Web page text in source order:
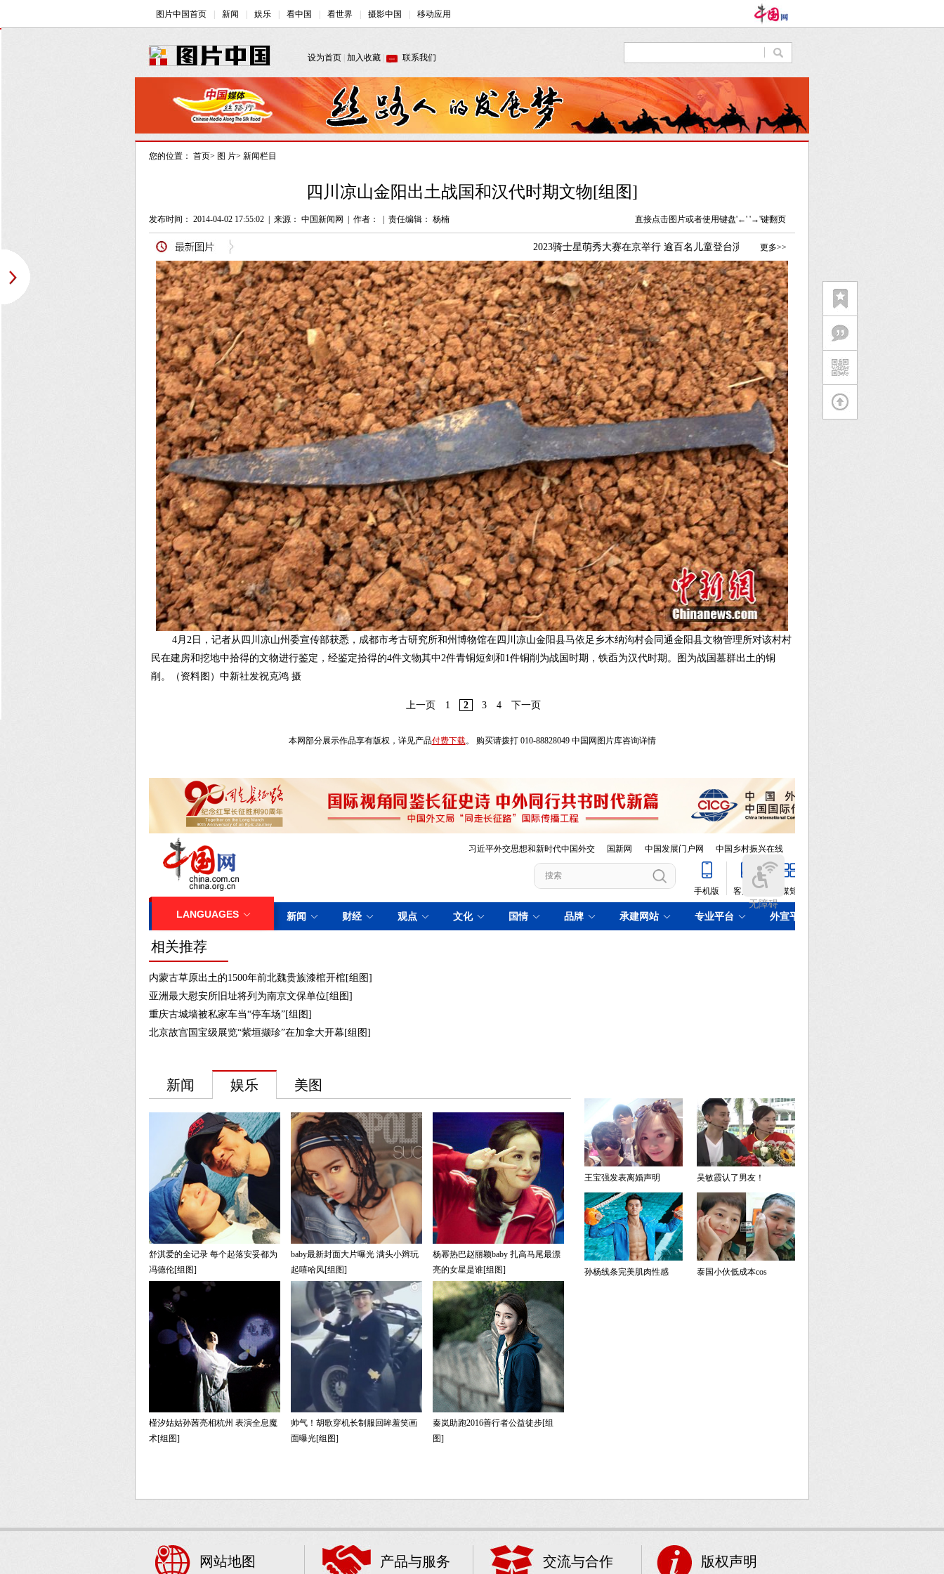
您的位置： 首页> 图 片> 新闻栏目
四川凉山金阳出土战国和汉代时期文物[组图]
发布时间： 2014-04-02 17:55:02 来源： 中国新闻网 作者： 责任编辑： 杨楠 直接点击图片或者使用键盘'←' '→'键翻页
4月2日，记者从四川凉山州委宣传部获悉，成都市考古研究所和州博物馆在四川凉山金阳县马依足乡木纳沟村会同通金阳县文物管理所对该村村
民在建房和挖地中拾得的文物进行鉴定，经鉴定拾得的4件文物其中2件青铜短剑和1件铜削为战国时期，铁臿为汉代时期。图为战国墓群出土的铜
削。（资料图）中新社发祝克鸿 摄
上一页 1 2 3 4 下一页
本网部分展示作品享有版权，详见产品付费下载。 购买请拨打 010-88828049 中国网图片库咨询详情
相关推荐
内蒙古草原出土的1500年前北魏贵族漆棺开棺[组图]
亚洲最大慰安所旧址将列为南京文保单位[组图]
重庆古城墙被私家车当“停车场”[组图]
北京故宫国宝级展览“紫垣撷珍”在加拿大开幕[组图]